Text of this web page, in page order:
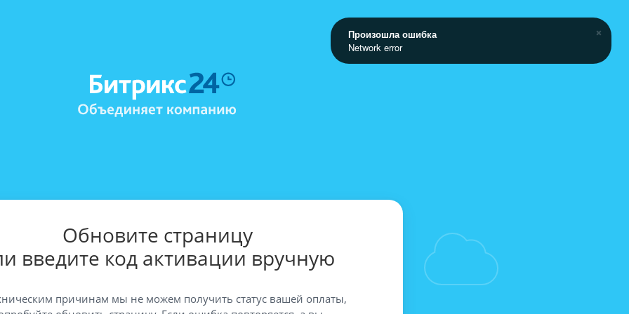
Обновите страницу
введите код активации вручную
причинам мы не можем получить статус вашей оплаты,
Произошла ошибка
Network error